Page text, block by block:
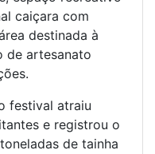
caiçara com
destinada à
de artesanato
festival atraiu
e registrou o
de tainha